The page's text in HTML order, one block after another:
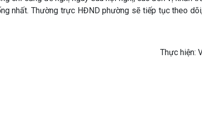
nhất. Thường trực HĐND phường sẽ tiếp tục theo
Thực hiện: